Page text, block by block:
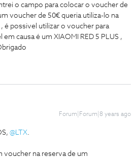
o campo para colocar o voucher de
voucher de 50€ queria utiliza-lo na
é possivel utilizar o voucher para
causa é um XIAOMI RED 5 PLUS ,
Forum|Forum|8 years ago
@LTX
voucher na reserva de um